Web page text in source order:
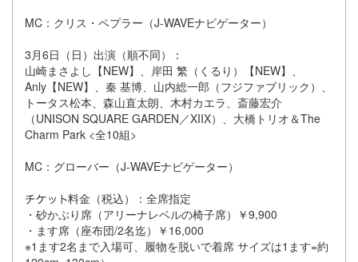
MC：クリス・ペプラー（J-WAVEナビゲーター）
3月6日（日）出演（順不同）：
山崎まさよし【NEW】、岸田 繁（くるり）【NEW】、
Anly【NEW】、秦 基博、山内総一郎（フジファブリック）、
トータス松本、森山直太朗、木村カエラ、斎藤宏介
（UNISON SQUARE GARDEN／XIIX）、大橋トリオ＆The
Charm Park <全10組>
MC：グローバー（J-WAVEナビゲーター）
料金（税込）：全席指定
・砂かぶり席（アリーナレベルの椅子席）￥9,900
・ます席（座布団/2名迄）￥16,000
※1ます2名まで入場可、履物を脱いで着席 サイズは1ます=約